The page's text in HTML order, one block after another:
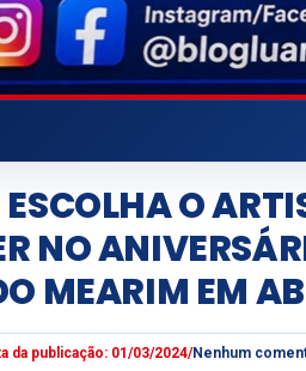
O
NO
MEARIM EM
da publicação: 01/03/2024/Nenhum